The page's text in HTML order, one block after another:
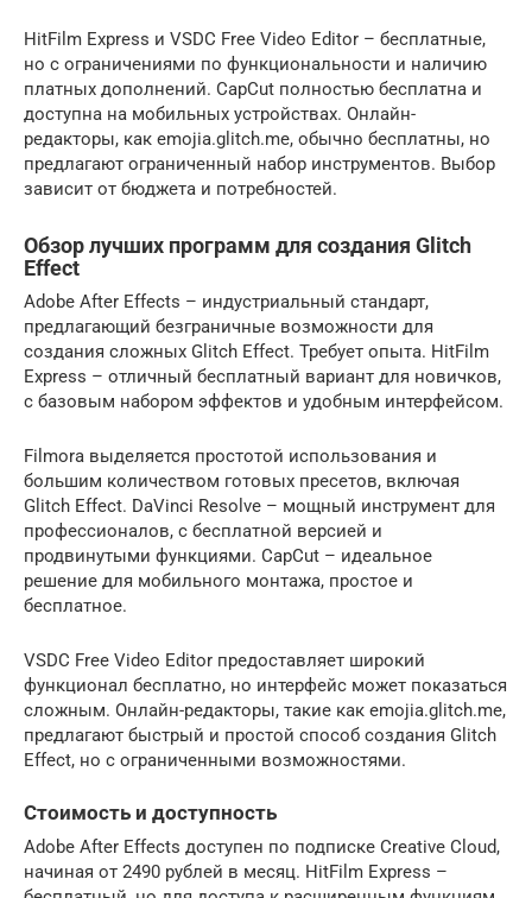
HitFilm Express и VSDC Free Video Editor – бесплатные,
но с ограничениями по функциональности и наличию
платных дополнений. CapCut полностью бесплатна и
доступна на мобильных устройствах. Онлайн-
редакторы, как emojia.glitch.me, обычно бесплатны, но
предлагают ограниченный набор инструментов. Выбор
зависит от бюджета и потребностей.
Обзор лучших программ для создания Glitch
Effect
Adobe After Effects – индустриальный стандарт,
предлагающий безграничные возможности для
создания сложных Glitch Effect. Требует опыта. HitFilm
Express – отличный бесплатный вариант для новичков,
с базовым набором эффектов и удобным интерфейсом.
Filmora выделяется простотой использования и
большим количеством готовых пресетов, включая
Glitch Effect. DaVinci Resolve – мощный инструмент для
профессионалов, с бесплатной версией и
продвинутыми функциями. CapCut – идеальное
решение для мобильного монтажа, простое и
бесплатное.
VSDC Free Video Editor предоставляет широкий
функционал бесплатно, но интерфейс может показаться
сложным. Онлайн-редакторы, такие как emojia.glitch.me,
предлагают быстрый и простой способ создания Glitch
Effect, но с ограниченными возможностями.
Стоимость и доступность
Adobe After Effects доступен по подписке Creative Cloud,
начиная от 2490 рублей в месяц. HitFilm Express –